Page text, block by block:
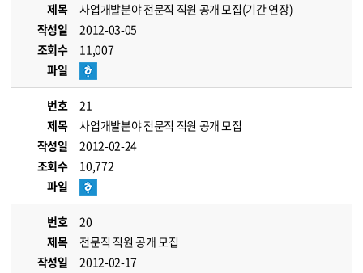
제목
사업개발분야 전문직 직원 공개 모집(기간 연장)
작성일
2012-03-05
조회수
11,007
파일
번호
21
제목
사업개발분야 전문직 직원 공개 모집
작성일
2012-02-24
조회수
10,772
파일
번호
20
제목
전문직 직원 공개 모집
작성일
2012-02-17